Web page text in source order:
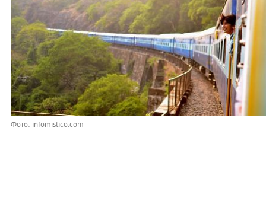
Фото: infomistico.com